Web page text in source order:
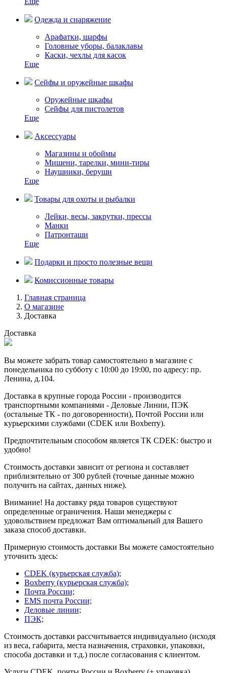
Одежда и снаряжение
Арафатки, шарфы
Головные уборы, балаклавы
Каски, чехлы для касок
Еще
Сейфы и оружейные шкафы
Оружейные шкафы
Сейфы для пистолетов
Еще
Аксессуары
Магазины и обоймы
Мишени, тарелки, мини-тиры
Наушники, беруши
Еще
Товары для охоты и рыбалки
Лейки, весы, закрутки, прессы
Манки
Патронташи
Еще
Подарки и просто полезные вещи
Комиссионные товары
Главная страница
О магазине
Доставка
Доставка
Вы можете забрать товар самостоятельно в магазине с
понедельника по субботу с 10:00 до 19:00, по адресу: пр.
Ленина, д.104.
Доставка в крупные города России - производится
транспортными компаниями - Деловые Линии, ПЭК
(остальные ТК - по договоренности), Почтой России или
курьерскими службами (CDEK или Boxberry).
Предпочтительным способом является ТК CDEK: быстро и
удобно!
Стоимость доставки зависит от региона и составляет
приблизительно от 300 рублей (точные данные можно
получить на сайтах, данных ниже).
Внимание! На доставку ряда товаров существуют
определенные ограничения. Наши менеджеры с
удовольствием предложат Вам оптимальный для Вашего
заказа способ доставки.
Примерную стоимость доставки Вы можете самостоятельно
уточнить здесь:
CDEK (курьерская служба);
Boxberry (курьерская служба);
Почта России;
EMS почта России;
Деловые линии;
ПЭК;
Стоимость доставки рассчитывается индивидуально (исходя
из веса, габарита, места назначения, страховки, упаковки,
способа доставки и т.д.) после согласования с клиентом.